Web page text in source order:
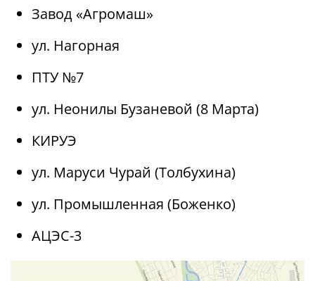
Завод «Агромаш»
ул. Нагорная
ПТУ №7
ул. Неонилы Бузаневой (8 Марта)
КИРУЭ
ул. Маруси Чурай (Толбухина)
ул. Промышленная (Боженко)
АЦЭС-3